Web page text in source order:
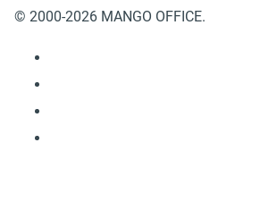
© 2000-2026 MANGO OFFICE.